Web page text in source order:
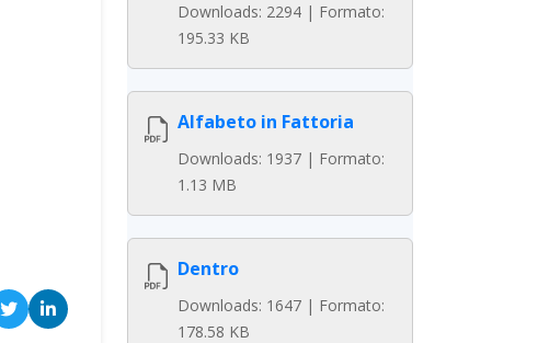
Downloads: 2294 | Formato:
195.33 KB
Alfabeto in Fattoria
Downloads: 1937 | Formato:
1.13 MB
Dentro
Downloads: 1647 | Formato:
178.58 KB